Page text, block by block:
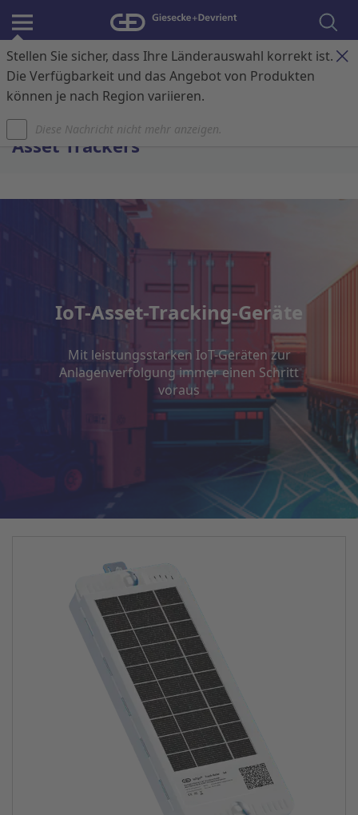
Stellen Sie sicher, dass Ihre Länderauswahl korrekt ist.
Die Verfügbarkeit und das Angebot von Produkten
können je nach Region variieren.
Diese Nachricht nicht mehr anzeigen.
Anmelden Kontakt Warenkorb
Asset Trackers
IoT-Asset-Tracking-Geräte
Mit leistungsstarken IoT-Geräten zur
Anlagenverfolgung immer einen Schritt
voraus